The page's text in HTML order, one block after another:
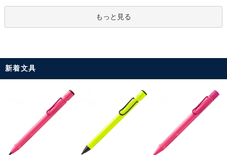
もっと見る
新着文具